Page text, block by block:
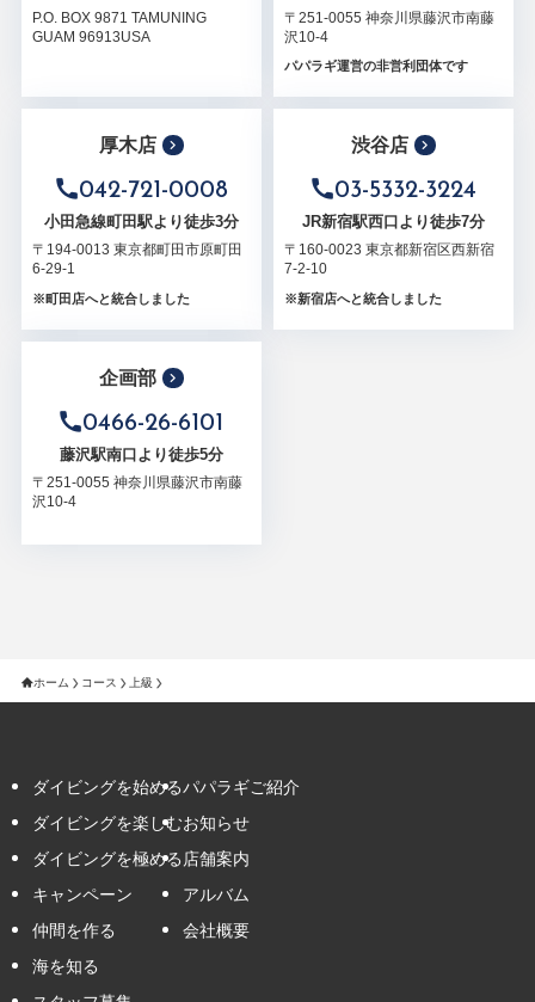
P.O. BOX 9871 TAMUNING
GUAM 96913USA
〒251-0055 神奈川県藤沢市南藤
沢10-4
パパラギ運営の非営利団体です
厚木店
042-721-0008
小田急線町田駅より徒歩3分
〒194-0013 東京都町田市原町田
6-29-1
※町田店へと統合しました
渋谷店
03-5332-3224
JR新宿駅西口より徒歩7分
〒160-0023 東京都新宿区西新宿
7-2-10
※新宿店へと統合しました
企画部
0466-26-6101
藤沢駅南口より徒歩5分
〒251-0055 神奈川県藤沢市南藤
沢10-4
ホーム コース 上級
ダイビングを始める
ダイビングを楽しむ
ダイビングを極める
キャンペーン
仲間を作る
海を知る
パパラギご紹介
お知らせ
店舗案内
アルバム
会社概要